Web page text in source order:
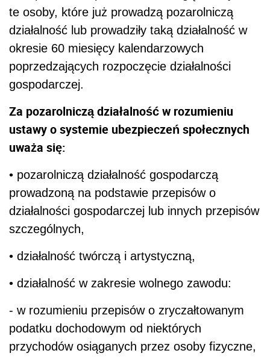
te osoby, które już prowadzą pozarolniczą
działalność lub prowadziły taką działalność w
okresie 60 miesięcy kalendarzowych
poprzedzających rozpoczęcie działalności
gospodarczej.
Za pozarolniczą działalność w rozumieniu
ustawy o systemie ubezpieczeń społecznych
uważa się:
• pozarolniczą działalność gospodarczą
prowadzoną na podstawie przepisów o
działalności gospodarczej lub innych przepisów
szczególnych,
• działalność twórczą i artystyczną,
• działalność w zakresie wolnego zawodu:
- w rozumieniu przepisów o zryczałtowanym
podatku dochodowym od niektórych
przychodów osiąganych przez osoby fizyczne,